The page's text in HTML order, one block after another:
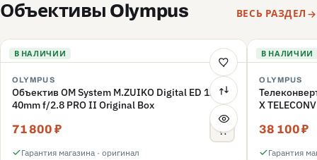
Объективы Olympus ВЕСЬ РАЗДЕЛ
В НАЛИЧИИ
OLYMPUS
Объектив OM System M.ZUIKO Digital ED 12-
40mm f/2.8 PRO II Original Box
71 800 ₽
Гарантия магазина · оригинал
В НАЛИЧИИ
OLYMPUS
X
38 100 ₽
Гарантия